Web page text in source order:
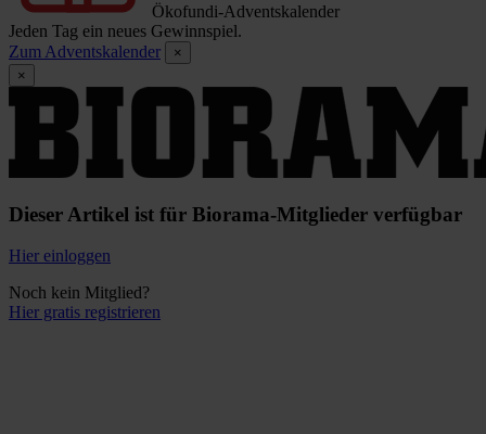
Ökofundi-Adventskalender
Jeden Tag ein neues Gewinnspiel.
Zum Adventskalender
×
×
Dieser Artikel ist für Biorama-Mitglieder verfügbar
Hier einloggen
Noch kein Mitglied?
Hier gratis registrieren